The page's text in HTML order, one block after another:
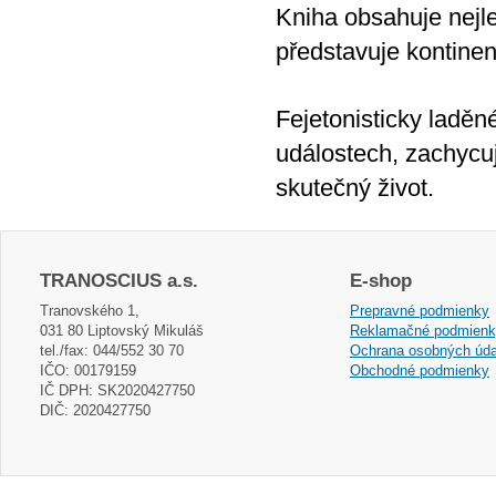
Kniha obsahuje
představuje
Fejetonisticky
událostech,
skutečný život.
TRANOSCIUS a.s.
Tranovského 1,
031 80 Liptovský Mikuláš
tel./fax: 044/552 30 70
IČO: 00179159
IČ DPH: SK2020427750
DIČ: 2020427750
E-shop
Prepravné podmienky
Reklamačné
Ochrana osobných
Obchodné podmienky